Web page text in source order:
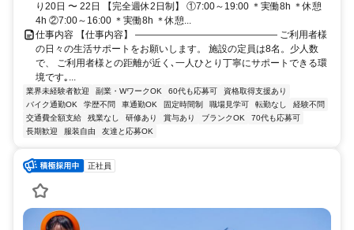
り20日 〜 22日 【完全週休2日制】 ①7:00～19:00 ＊実働8h ＊休憩
4h ②7:00～16:00 ＊実働8h ＊休憩...
仕事内容 【仕事内容】 ――――――――――――――― ご利用者様
の日々の生活サポートをお願いします。 施設の定員は8名。少人数
で、 ご利用者様との距離が近く､一人ひとり丁寧にサポートできる環
境です｡...
業界未経験者歓迎 副業・WワークOK 60代も応募可
資格取得支援あり
バイク通勤OK
学歴不問 車通勤OK 固定時間制 職場見学可 転勤なし
経験不問
交通費全額支給
残業なし 研修あり 賞与あり ブランクOK
70代も応募可
長期歓迎
服装自由 友達と応募OK
正社員